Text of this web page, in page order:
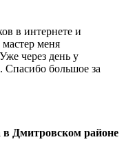
в интернете и
меня
через день у
Спасибо большое за
Дмитровском районе